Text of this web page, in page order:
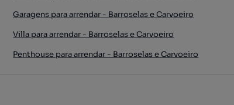
Garagens para arrendar - Barroselas e Carvoeiro
Villa para arrendar - Barroselas e Carvoeiro
Penthouse para arrendar - Barroselas e Carvoeiro